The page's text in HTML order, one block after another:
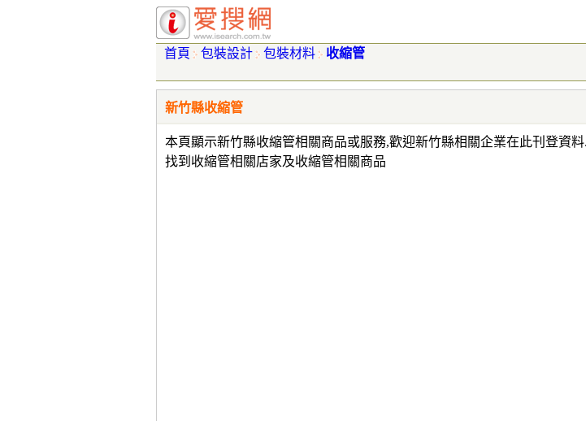
首頁 包裝設計 包裝材料 收縮管
新竹縣收縮管
本頁顯示新竹縣收縮管相關商品或服務,歡迎新竹縣相關企業在此刊登資
找到收縮管相關店家及收縮管相關商品